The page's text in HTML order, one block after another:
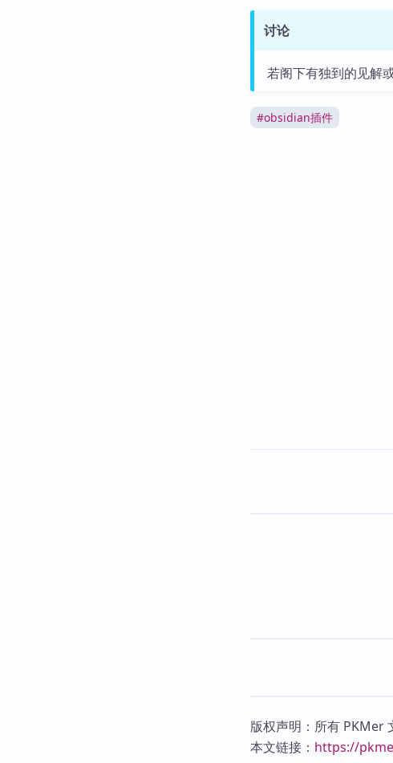
讨论
若阁下有独到的见解
#obsidian插件
版权声明：所有 PKMer
本文链接： https://